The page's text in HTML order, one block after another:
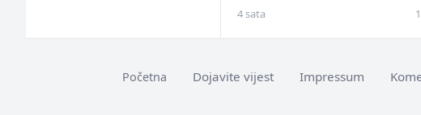
4 sata
Početna Dojavite vijest Impressum